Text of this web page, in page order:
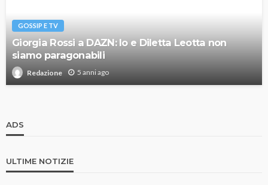
GOSSIP E TV
Giorgia Rossi a DAZN: Io e Diletta Leotta non
siamo paragonabili
Redazione 5 anni ago
ADS
ULTIME NOTIZIE